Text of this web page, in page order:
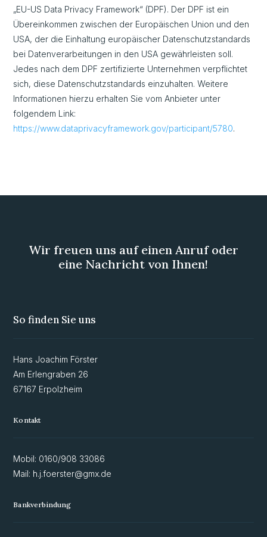
„EU-US Data Privacy Framework“ (DPF). Der DPF ist ein
Übereinkommen zwischen der Europäischen Union und den
USA, der die Einhaltung europäischer Datenschutzstandards
bei Datenverarbeitungen in den USA gewährleisten soll.
Jedes nach dem DPF zertifizierte Unternehmen verpflichtet
sich, diese Datenschutzstandards einzuhalten. Weitere
Informationen hierzu erhalten Sie vom Anbieter unter
folgendem Link:
https://www.dataprivacyframework.gov/participant/5780.
Wir freuen uns auf einen Anruf oder
eine Nachricht von Ihnen!
So finden Sie uns
Hans Joachim Förster
Am Erlengraben 26
67167 Erpolzheim
Kontakt
Mobil: 0160/908 33086
Mail: h.j.foerster@gmx.de
Bankverbindung